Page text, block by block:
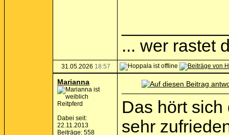
... wer rastet
31.05.2026 18:57
Marianna
Reitpferd
Dabei seit:
22.11.2013
Beiträge: 558
Das hört
sehr